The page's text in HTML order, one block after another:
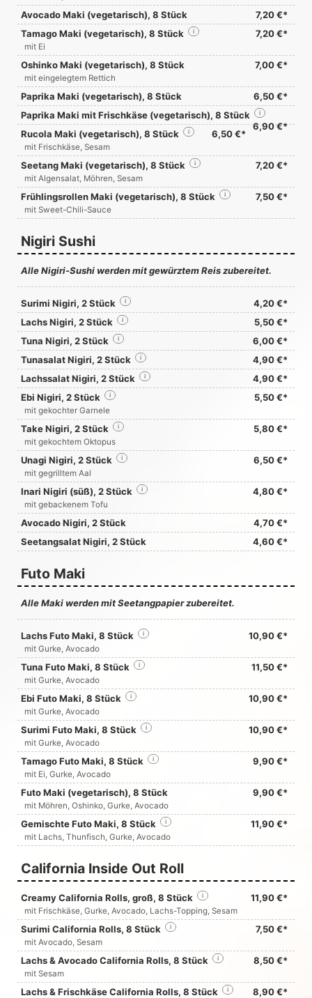
Avocado Maki (vegetarisch), 8 Stück
7,20 €*
Tamago Maki (vegetarisch), 8 Stück
7,20 €*
i
mit Ei
Oshinko Maki (vegetarisch), 8 Stück 7,00 €*
mit eingelegtem Rettich
Paprika Maki (vegetarisch), 8 Stück
6,50 €*
Paprika Maki mit Frischkäse (vegetarisch), 8 Stück
6,90 €*
i
Rucola Maki (vegetarisch), 8 Stück 6,50 €*
i
mit Frischkäse, Sesam
Seetang Maki (vegetarisch), 8 Stück 7,20 €*
i
mit Algensalat, Möhren, Sesam
Frühlingsrollen Maki (vegetarisch), 8 Stück 7,50 €*
i
mit Sweet-Chili-Sauce
Nigiri Sushi
Alle Nigiri-Sushi werden mit gewürztem Reis zubereitet.
Surimi Nigiri, 2 Stück 4,20 €*
i
Lachs Nigiri, 2 Stück 5,50 €*
i
Tuna Nigiri, 2 Stück 6,00 €*
i
Tunasalat Nigiri, 2 Stück 4,90 €*
i
Lachssalat Nigiri, 2 Stück 4,90 €*
i
Ebi Nigiri, 2 Stück 5,50 €*
i
mit gekochter Garnele
Take Nigiri, 2 Stück 5,80 €*
i
mit gekochtem Oktopus
Unagi Nigiri, 2 Stück 6,50 €*
i
mit gegrilltem Aal
Inari Nigiri (süß), 2 Stück 4,80 €*
i
mit gebackenem Tofu
Avocado Nigiri, 2 Stück
4,70 €*
Seetangsalat Nigiri, 2 Stück
4,60 €*
Futo Maki
Alle Maki werden mit Seetangpapier zubereitet.
Lachs Futo Maki, 8 Stück 10,90 €*
i
mit Gurke, Avocado
Tuna Futo Maki, 8 Stück 11,50 €*
i
mit Gurke, Avocado
Ebi Futo Maki, 8 Stück 10,90 €*
i
mit Gurke, Avocado
Surimi Futo Maki, 8 Stück 10,90 €*
i
mit Gurke, Avocado
Tamago Futo Maki, 8 Stück 9,90 €*
i
mit Ei, Gurke, Avocado
Futo Maki (vegetarisch), 8 Stück 9,90 €*
mit Möhren, Oshinko, Gurke, Avocado
Gemischte Futo Maki, 8 Stück 11,90 €*
i
mit Lachs, Thunfisch, Gurke, Avocado
California Inside Out Roll
Creamy California Rolls, groß, 8 Stück 11,90 €*
i
mit Frischkäse, Gurke, Avocado, Lachs-Topping, Sesam
Surimi California Rolls, 8 Stück 7,50 €*
i
mit Avocado, Sesam
Lachs & Avocado California Rolls, 8 Stück 8,50 €*
i
mit Sesam
Lachs & Frischkäse California Rolls, 8 Stück 8,90 €*
i